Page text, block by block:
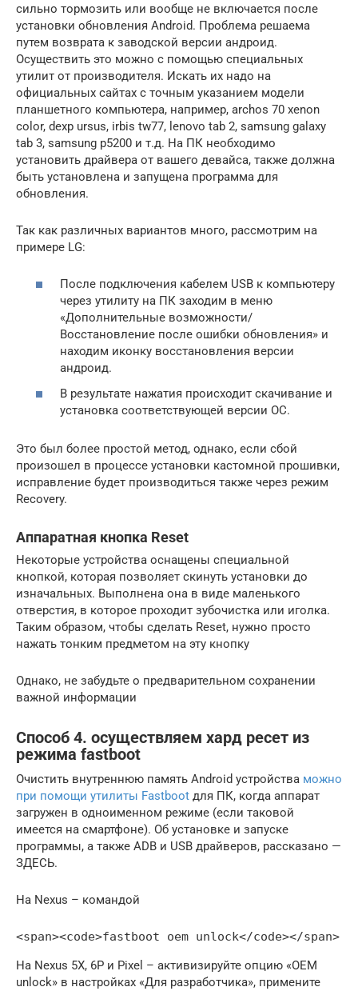
сильно тормозить или вообще не включается после
установки обновления Android. Проблема решаема
путем возврата к заводской версии андроид.
Осуществить это можно с помощью специальных
утилит от производителя. Искать их надо на
официальных сайтах с точным указанием модели
планшетного компьютера, например, archos 70 xenon
color, dexp ursus, irbis tw77, lenovo tab 2, samsung galaxy
tab 3, samsung p5200 и т.д. На ПК необходимо
установить драйвера от вашего девайса, также должна
быть установлена и запущена программа для
обновления.
Так как различных вариантов много, рассмотрим на
примере LG:
После подключения кабелем USB к компьютеру
через утилиту на ПК заходим в меню
«Дополнительные возможности/
Восстановление после ошибки обновления» и
находим иконку восстановления версии
андроид.
В результате нажатия происходит скачивание и
установка соответствующей версии ОС.
Это был более простой метод, однако, если сбой
произошел в процессе установки кастомной прошивки,
исправление будет производиться также через режим
Recovery.
Аппаратная кнопка Reset
Некоторые устройства оснащены специальной
кнопкой, которая позволяет скинуть установки до
изначальных. Выполнена она в виде маленького
отверстия, в которое проходит зубочистка или иголка.
Таким образом, чтобы сделать Reset, нужно просто
нажать тонким предметом на эту кнопку
Однако, не забудьте о предварительном сохранении
важной информации
Способ 4. осуществляем хард ресет из
режима fastboot
Очистить внутреннюю память Android устройства можно
при помощи утилиты Fastboot для ПК, когда аппарат
загружен в одноименном режиме (если таковой
имеется на смартфоне). Об установке и запуске
программы, а также ADB и USB драйверов, рассказано —
ЗДЕСЬ.
На Nexus – командой
<span><code>fastboot oem unlock</code></span>
На Nexus 5X, 6P и Pixel – активизируйте опцию «OEM
unlock» в настройках «Для разработчика», примените